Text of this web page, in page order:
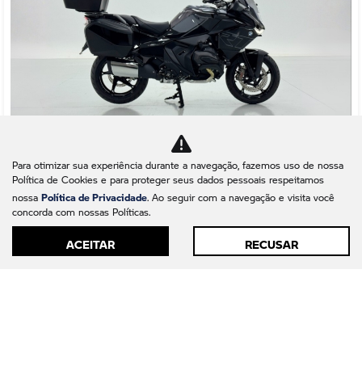
Co
arti
lhe
BMW
BMW R 1300 RT TRIPLE BLACK ASA GASOLINA AUTOMATICO
2026
BMW Motorrad Barigüi - Maringá
Para otimizar sua experiência durante a navegação, fazemos uso de nossa
Política de Cookies e para proteger seus dados pessoais respeitamos
nossa Política de Privacidade. Ao seguir com a navegação e visita você
concorda com nossas Políticas.
ACEITAR RECUSAR